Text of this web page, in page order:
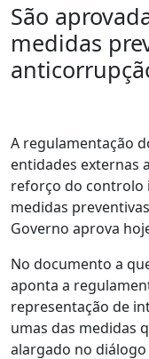
São
medidas
A regulamentação
entidades externas
reforço do controlo
medidas
Governo aprova
No documento a
aponta a
representação de
umas das medidas
alargado no